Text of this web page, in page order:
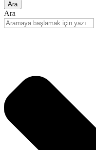
Ara
Ara